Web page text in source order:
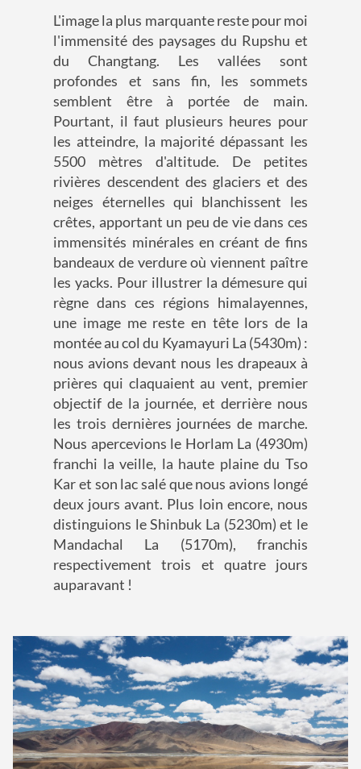
L'image la plus marquante reste pour moi
l'immensité des paysages du Rupshu et
du Changtang. Les vallées sont
profondes et sans fin, les sommets
semblent être à portée de main.
Pourtant, il faut plusieurs heures pour
les atteindre, la majorité dépassant les
5500 mètres d'altitude. De petites
rivières descendent des glaciers et des
neiges éternelles qui blanchissent les
crêtes, apportant un peu de vie dans ces
immensités minérales en créant de fins
bandeaux de verdure où viennent paître
les yacks. Pour illustrer la démesure qui
règne dans ces régions himalayennes,
une image me reste en tête lors de la
montée au col du Kyamayuri La (5430m) :
nous avions devant nous les drapeaux à
prières qui claquaient au vent, premier
objectif de la journée, et derrière nous
les trois dernières journées de marche.
Nous apercevions le Horlam La (4930m)
franchi la veille, la haute plaine du Tso
Kar et son lac salé que nous avions longé
deux jours avant. Plus loin encore, nous
distinguions le Shinbuk La (5230m) et le
Mandachal La (5170m), franchis
respectivement trois et quatre jours
auparavant !